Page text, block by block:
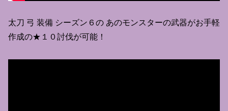
太刀 弓 装備 シーズン６の あのモンスターの武器がお手軽
作成の★１０討伐が可能！